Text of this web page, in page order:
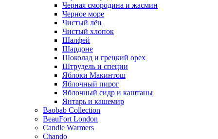
Черная смородина и жасмин
Черное море
Чистый лён
Чистый хлопок
Шалфей
Шардоне
Шоколад и грецкий орех
Штрудель и специи
Яблоки Макинтош
Яблочный пирог
Яблочный сидр и каштаны
Янтарь и кашемир
Baobab Collection
BeauFort London
Candle Warmers
Chando